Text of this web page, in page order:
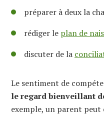
préparer à deux la
rédiger le plan de
discuter de la
Le sentiment de
le regard bienveillant
exemple, un parent